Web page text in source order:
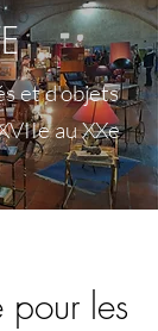
et d'objets
au XXe
pour les